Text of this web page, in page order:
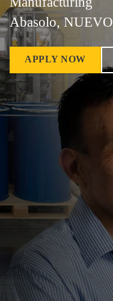
Abasolo,
APPLY NOW